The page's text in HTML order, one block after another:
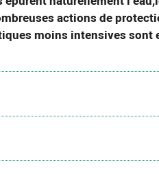
actions de
moins intensives sont